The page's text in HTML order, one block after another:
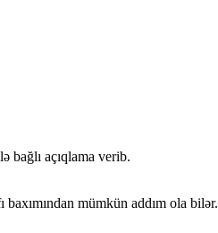
bağlı açıqlama verib.
mümkün addım ola bilər.